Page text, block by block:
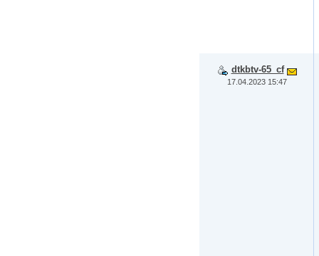
dtkbtv-65_cf
17.04.2023 15:47